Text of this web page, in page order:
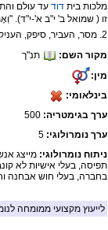
מלכות בית דוד עד עולם
זו ( שמואל ב' י"ב א'-י"ד).
2. מסר, העביר, סיפק, העניק.
מקור השם:
תנ"ך
מין:
בינלאומי:
ערך בגימטריה:
ערך נומרולוגי: 5
ניתוח נומרולוגי: מייצג
תפיסה, בעלי אישיות לא
בחברה, בעלי חוש אבחנה
לייעוץ מקצועי ממומחה